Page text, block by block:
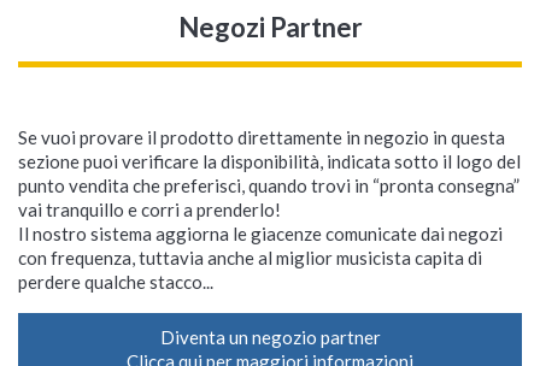
Negozi Partner
Se vuoi provare il prodotto direttamente in negozio in questa
sezione puoi verificare la disponibilità, indicata sotto il logo del
punto vendita che preferisci, quando trovi in “pronta consegna”
vai tranquillo e corri a prenderlo!
Il nostro sistema aggiorna le giacenze comunicate dai negozi
con frequenza, tuttavia anche al miglior musicista capita di
perdere qualche stacco...
Diventa un negozio partner
Clicca qui per maggiori informazioni